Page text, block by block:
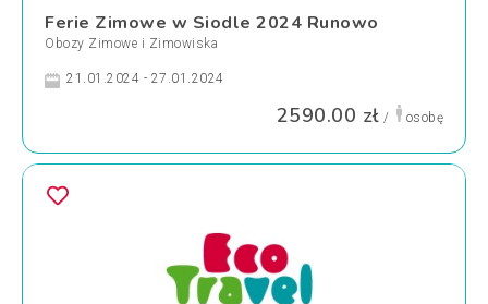
Ferie Zimowe w Siodle 2024 Runowo
Obozy Zimowe i Zimowiska
21.01.2024 - 27.01.2024
2590.00 zł / osobę